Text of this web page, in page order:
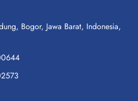
Bogor, Jawa Barat, Indonesia,